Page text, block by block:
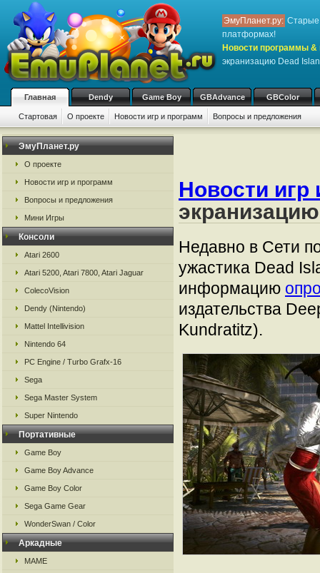
ЭмуПланет.ру: Старые
платформах!
Новости программы &
экранизацию Dead
Главная Dendy Game Boy GBAdvance GBColor
Стартовая О проекте Новости игр и программ Вопросы и предложения
ЭмуПланет.ру
О проекте
Новости игр и программ
Вопросы и предложения
Мини Игры
Консоли
Atari 2600
Atari 5200, Atari 7800, Atari Jaguar
ColecoVision
Dendy (Nintendo)
Mattel Intellivision
Nintendo 64
PC Engine / Turbo Grafx-16
Sega
Sega Master System
Super Nintendo
Портативные
Game Boy
Game Boy Advance
Game Boy Color
Sega Game Gear
WonderSwan / Color
Аркадные
MAME
Новости игр
Недавно в Сети
ужастика Dead
информацию
издательства
Kundratitz).